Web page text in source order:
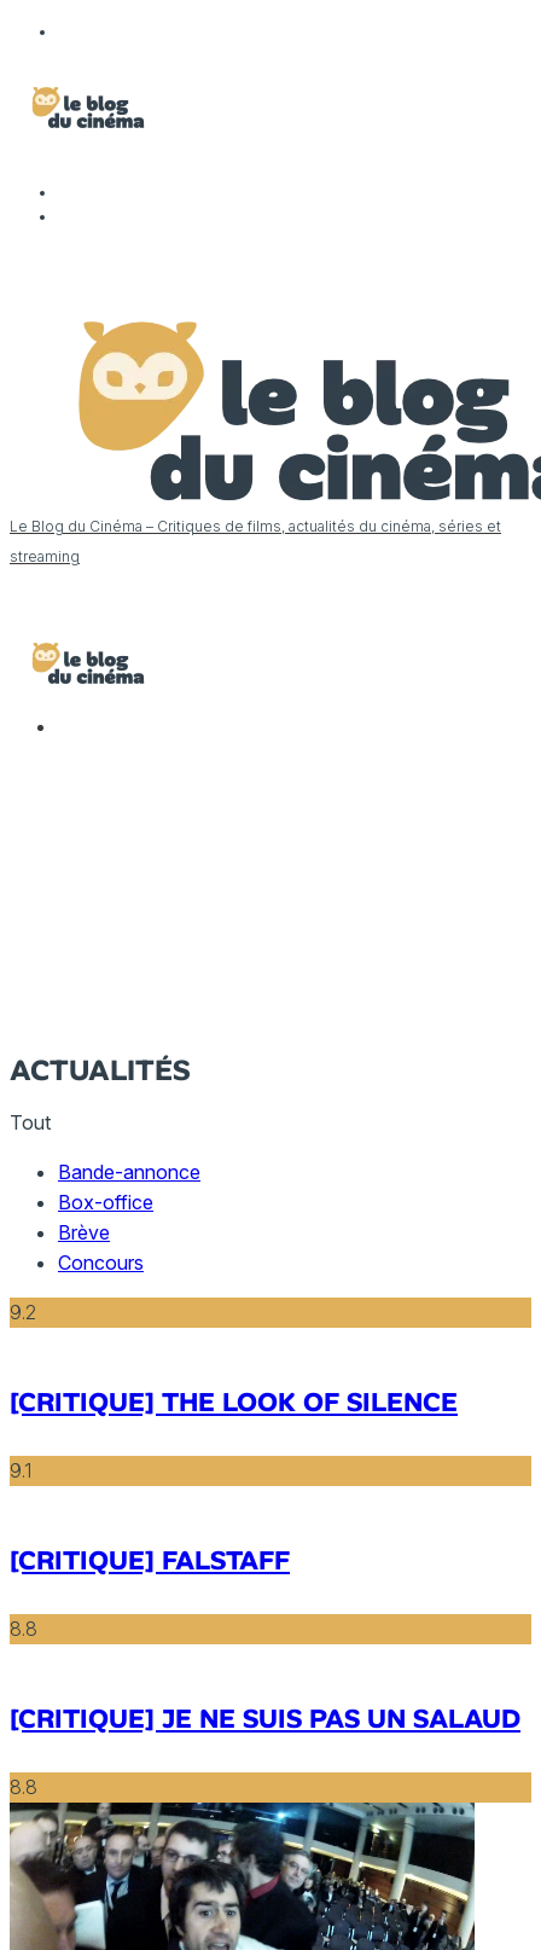
Le Blog du Cinéma – Critiques de films, actualités du cinéma, séries et
streaming
ACTUALITÉS
Tout
Bande-annonce
Box-office
Brève
Concours
9.2
[CRITIQUE] THE LOOK OF SILENCE
9.1
[CRITIQUE] FALSTAFF
8.8
[CRITIQUE] JE NE SUIS PAS UN SALAUD
8.8